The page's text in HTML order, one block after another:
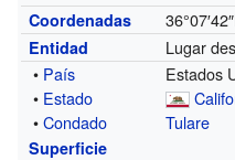
Coordenadas
Entidad
Lugar
• País
Estados
• Estado
•Condado Tulare
Superficie